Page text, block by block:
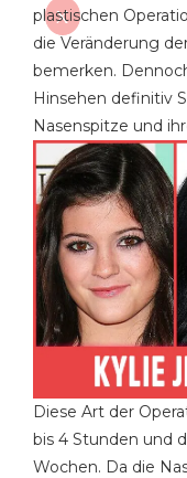
X
plastischen
die Veränderung
bemerken.
Hinsehen definitiv
Nasenspitze und
Diese Art der
bis 4 Stunden und
Wochen. Da die